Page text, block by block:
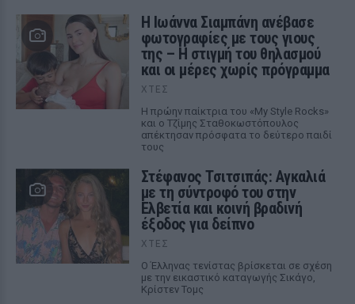
H Ιωάννα Σιαμπάνη ανέβασε
φωτογραφίες με τους γιους
της – Η στιγμή του θηλασμού
και οι μέρες χωρίς πρόγραμμα
ΧΤΕΣ
Η πρώην παίκτρια του «My Style Rocks»
και ο Τζίμης Σταθοκωστόπουλος
απέκτησαν πρόσφατα το δεύτερο παιδί
τους
Στέφανος Τσιτσιπάς: Αγκαλιά
με τη σύντροφό του στην
Ελβετία και κοινή βραδινή
έξοδος για δείπνο
ΧΤΕΣ
Ο Έλληνας τενίστας βρίσκεται σε σχέση
με την εικαστικό καταγωγής Σικάγο,
Κρίστεν Τομς